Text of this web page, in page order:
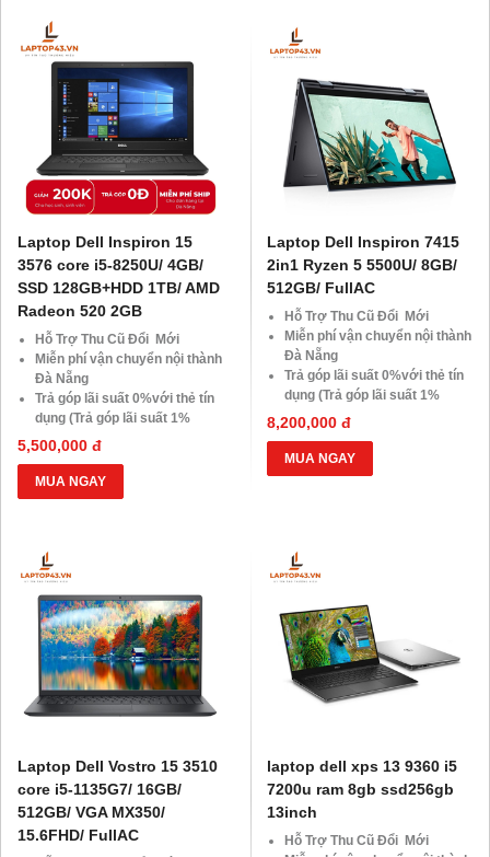
10.000 Voucher Giảm
Giá 500.000đ
10.000 Voucher Giảm
Giá 500.000đ
Laptop Dell Inspiron 15
3576 core i5-8250U/ 4GB/
SSD 128GB+HDD 1TB/ AMD
Radeon 520 2GB
Hỗ Trợ Thu Cũ Đổi Mới
Miễn phí vận chuyển nội thành
Đà Nẵng
Trả góp lãi suất 0%với thẻ tín
dụng (Trả góp lãi suất 1%
HDsaison - chỉ cần CMND
BLX hoặc hộ khẩu gốc )
Giảm 20%khi nâng cấp Ram-
SSD
10.000 Voucher Giảm
Giá 500.000đ
5,500,000 đ
MUA NGAY
Laptop Dell Inspiron 7415
2in1 Ryzen 5 5500U/ 8GB/
512GB/ FullAC
Hỗ Trợ Thu Cũ Đổi Mới
Miễn phí vận chuyển nội thành
Đà Nẵng
Trả góp lãi suất 0%với thẻ tín
dụng (Trả góp lãi suất 1%
HDsaison - chỉ cần CMND
BLX hoặc hộ khẩu gốc )
Giảm 20%khi nâng cấp Ram-
SSD
Giá 500.000đ
8,200,000 đ
MUA NGAY
Laptop Dell Vostro 15 3510
core i5-1135G7/ 16GB/
512GB/ VGA MX350/
15.6FHD/ FullAC
laptop dell xps 13 9360 i5
7200u ram 8gb ssd256gb
13inch
Hỗ Trợ Thu Cũ Đổi Mới